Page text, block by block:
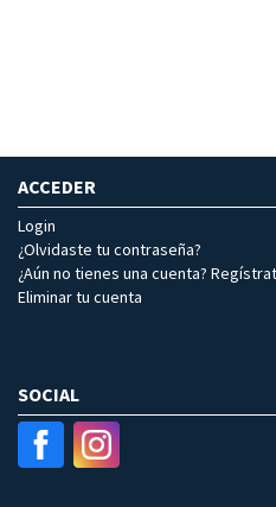
ACCEDER
Login
¿Olvidaste tu contraseña?
¿Aún no tienes una cuenta?
Eliminar tu cuenta
SOCIAL